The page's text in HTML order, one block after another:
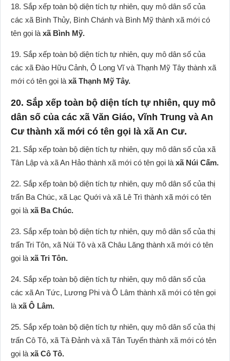
18. Sắp xếp toàn bộ diện tích tự nhiên, quy mô dân số của
các xã Bình Thủy, Bình Chánh và Bình Mỹ thành xã mới có
tên gọi là xã Bình Mỹ.
19. Sắp xếp toàn bộ diện tích tự nhiên, quy mô dân số của
các xã Đào Hữu Cảnh, Ô Long Vĩ và Thạnh Mỹ Tây thành xã
mới có tên gọi là xã Thạnh Mỹ Tây.
20. Sắp xếp toàn bộ diện tích tự nhiên, quy mô
dân số của các xã Văn Giáo, Vĩnh Trung và An
Cư thành xã mới có tên gọi là xã An Cư.
21. Sắp xếp toàn bộ diện tích tự nhiên, quy mô dân số của xã
Tân Lập và xã An Hảo thành xã mới có tên gọi là xã Núi Cấm.
22. Sắp xếp toàn bộ diện tích tự nhiên, quy mô dân số của thị
trấn Ba Chúc, xã Lạc Quới và xã Lê Trì thành xã mới có tên
gọi là xã Ba Chúc.
23. Sắp xếp toàn bộ diện tích tự nhiên, quy mô dân số của thị
trấn Tri Tôn, xã Núi Tô và xã Châu Lăng thành xã mới có tên
gọi là xã Tri Tôn.
24. Sắp xếp toàn bộ diện tích tự nhiên, quy mô dân số của
các xã An Tức, Lương Phi và Ô Lâm thành xã mới có tên gọi
là xã Ô Lâm.
25. Sắp xếp toàn bộ diện tích tự nhiên, quy mô dân số của thị
trấn Cô Tô, xã Tà Đảnh và xã Tân Tuyến thành xã mới có tên
gọi là xã Cô Tô.